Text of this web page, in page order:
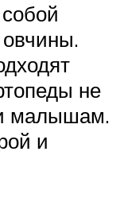
не
малышам.
и